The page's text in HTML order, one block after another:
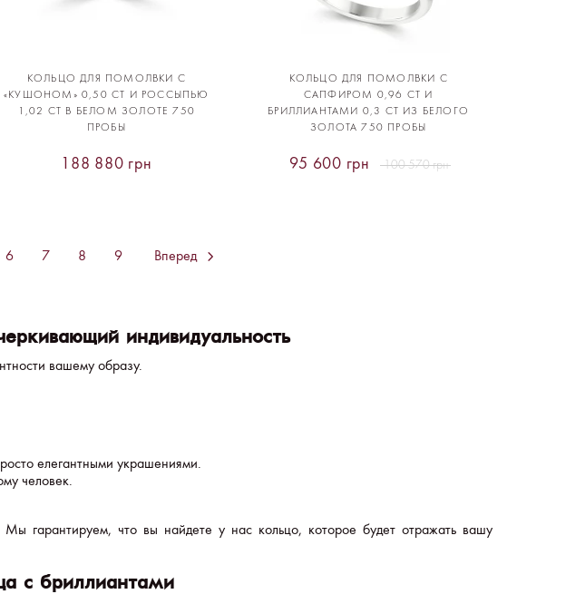
КОЛЬЦО ДЛЯ ПОМОЛВКИ С
«КУШОНОМ» 0,50 CT И РОССЫПЬЮ
1,02 CT В БЕЛОМ ЗОЛОТЕ 750
ПРОБЫ
188 880 грн
КОЛЬЦО ДЛЯ ПОМОЛВКИ С
САПФИРОМ 0,96 CT И
БРИЛЛИАНТАМИ 0,3 CT ИЗ БЕЛОГО
ЗОЛОТА 750 ПРОБЫ
95 600 грн 100 570 грн
6 7 8 9 Вперед
индивидуальность
вашему образу.
елегантными украшениями.
человек.
гарантируем, что вы найдете у нас кольцо, которое будет отражать вашу
с бриллиантами